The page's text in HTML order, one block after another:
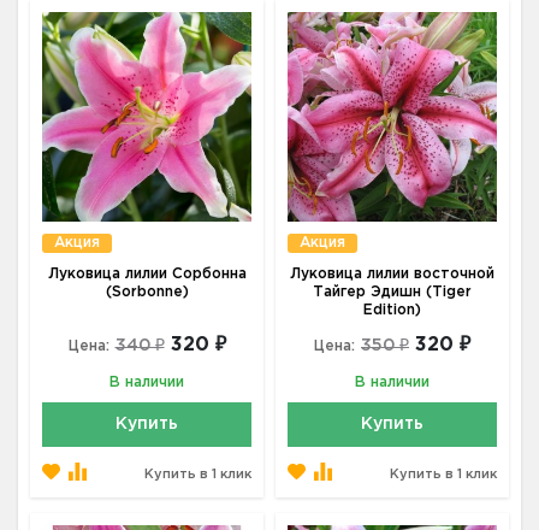
Акция
Луковица лилии Сорбонна
(Sorbonne)
Цена: 340 ₽ 320 ₽
В наличии
Купить
Купить в 1 клик
Акция
Луковица лилии восточной
Тайгер Эдишн (Tiger
Edition)
Цена: 350 ₽ 320 ₽
В наличии
Купить
Купить в 1 клик